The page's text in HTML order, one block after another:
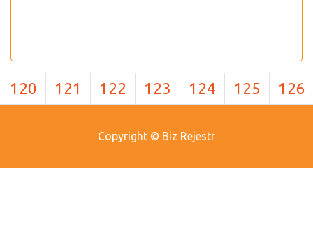
120 121 122 123 124 125 126
Copyright © Biz Rejestr